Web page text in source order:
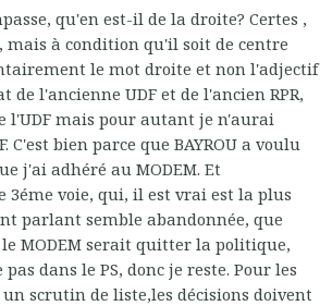
qu'en est-il de la droite? Certes ,
mais à condition qu'il soit de centre
le mot droite et non l'adjectif
de l'ancienne UDF et de l'ancien RPR,
l'UDF mais pour autant je n'aurai
C'est bien parce que BAYROU a voulu
j'ai adhéré au MODEM. Et
voie, qui, il est vrai est la plus
parlant semble abandonnée, que
MODEM serait quitter la politique,
dans le PS, donc je reste. Pour les
scrutin de liste,les décisions doivent